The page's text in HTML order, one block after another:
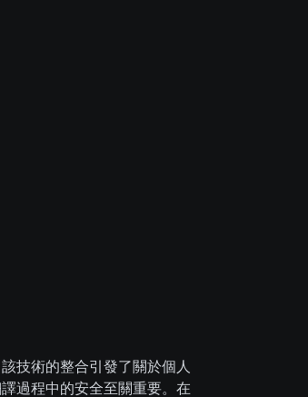
技術的整合引發了關於個人
過程中的安全至關重要。在